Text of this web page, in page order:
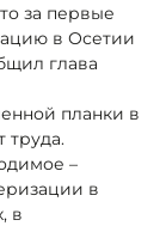
за первые
в Осетии
глава
планки в
труда.
–
в
в